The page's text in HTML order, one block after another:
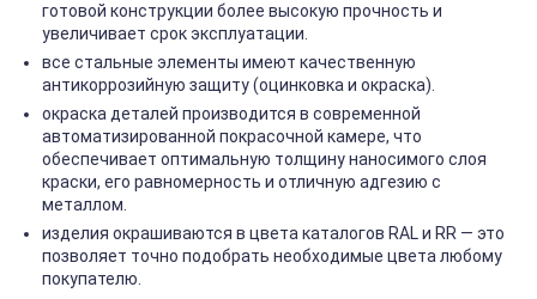
готовой конструкции более высокую прочность и
увеличивает срок эксплуатации.
все стальные элементы имеют качественную
антикоррозийную защиту (оцинковка и окраска).
окраска деталей производится в современной
автоматизированной покрасочной камере, что
обеспечивает оптимальную толщину наносимого слоя
краски, его равномерность и отличную адгезию с
металлом.
изделия окрашиваются в цвета каталогов RAL и RR — это
позволяет точно подобрать необходимые цвета любому
покупателю.